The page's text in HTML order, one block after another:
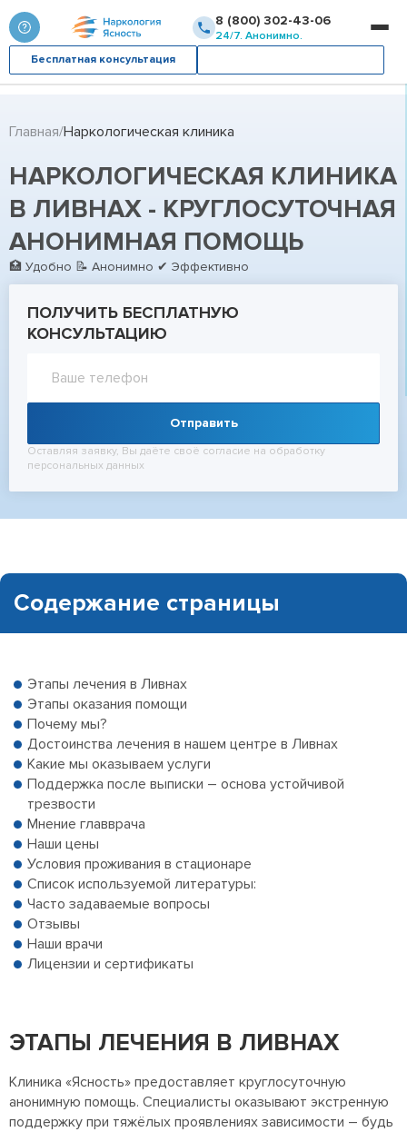
8 (800) 302-43-06
24/7. Анонимно.
Бесплатная консультация
Главная Наркологическая клиника
НАРКОЛОГИЧЕСКАЯ КЛИНИКА
В ЛИВНАХ - КРУГЛОСУТОЧНАЯ
АНОНИМНАЯ ПОМОЩЬ
🏥 Удобно 📝 Анонимно ✔ Эффективно
ПОЛУЧИТЬ БЕСПЛАТНУЮ
КОНСУЛЬТАЦИЮ
Отправить
Оставляя заявку, Вы даёте своё согласие на обработку
персональных данных
Содержание страницы
Этапы лечения в Ливнах
Этапы оказания помощи
Почему мы?
Достоинства лечения в нашем центре в Ливнах
Какие мы оказываем услуги
Поддержка после выписки – основа устойчивой
трезвости
Мнение главврача
Наши цены
Условия проживания в стационаре
Список используемой литературы:
Часто задаваемые вопросы
Отзывы
Наши врачи
Лицензии и сертификаты
ЭТАПЫ ЛЕЧЕНИЯ В ЛИВНАХ
Клиника «Ясность» предоставляет круглосуточную
анонимную помощь. Специалисты оказывают экстренную
поддержку при тяжёлых проявлениях зависимости – будь